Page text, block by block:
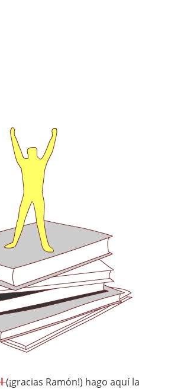
(¡gracias Ramón!) hago aquí la